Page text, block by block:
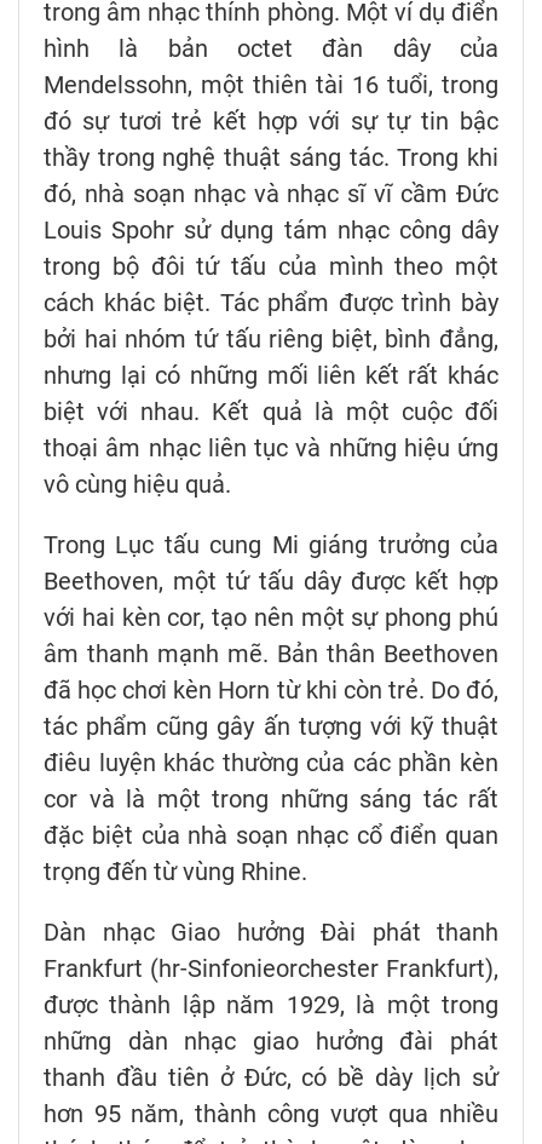
trong âm nhạc thính phòng. Một ví dụ điển
hình là bản octet đàn dây của
Mendelssohn, một thiên tài 16 tuổi, trong
đó sự tươi trẻ kết hợp với sự tự tin bậc
thầy trong nghệ thuật sáng tác. Trong khi
đó, nhà soạn nhạc và nhạc sĩ vĩ cầm Đức
Louis Spohr sử dụng tám nhạc công dây
trong bộ đôi tứ tấu của mình theo một
cách khác biệt. Tác phẩm được trình bày
bởi hai nhóm tứ tấu riêng biệt, bình đẳng,
nhưng lại có những mối liên kết rất khác
biệt với nhau. Kết quả là một cuộc đối
thoại âm nhạc liên tục và những hiệu ứng
vô cùng hiệu quả.
Trong Lục tấu cung Mi giáng trưởng của
Beethoven, một tứ tấu dây được kết hợp
với hai kèn cor, tạo nên một sự phong phú
âm thanh mạnh mẽ. Bản thân Beethoven
đã học chơi kèn Horn từ khi còn trẻ. Do đó,
tác phẩm cũng gây ấn tượng với kỹ thuật
điêu luyện khác thường của các phần kèn
cor và là một trong những sáng tác rất
đặc biệt của nhà soạn nhạc cổ điển quan
trọng đến từ vùng Rhine.
Dàn nhạc Giao hưởng Đài phát thanh
Frankfurt (hr-Sinfonieorchester Frankfurt),
được thành lập năm 1929, là một trong
những dàn nhạc giao hưởng đài phát
thanh đầu tiên ở Đức, có bề dày lịch sử
hơn 95 năm, thành công vượt qua nhiều